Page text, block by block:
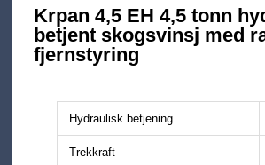
Krpan 4,5 EH 4,5 tonn
betjent skogsvinsj med
fjernstyring
Hydraulisk betjening
Trekkraft